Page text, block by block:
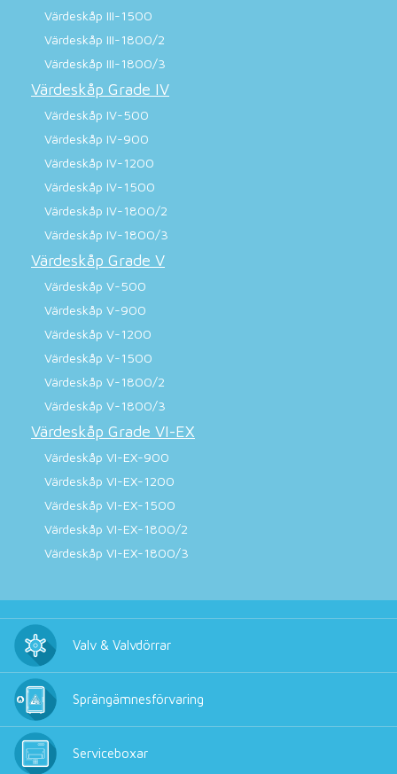
Värdeskåp III-1500
Värdeskåp III-1800/2
Värdeskåp III-1800/3
Värdeskåp Grade IV
Värdeskåp IV-500
Värdeskåp IV-900
Värdeskåp IV-1200
Värdeskåp IV-1500
Värdeskåp IV-1800/2
Värdeskåp IV-1800/3
Värdeskåp Grade V
Värdeskåp V-500
Värdeskåp V-900
Värdeskåp V-1200
Värdeskåp V-1500
Värdeskåp V-1800/2
Värdeskåp V-1800/3
Värdeskåp Grade VI-EX
Värdeskåp VI-EX-900
Värdeskåp VI-EX-1200
Värdeskåp VI-EX-1500
Värdeskåp VI-EX-1800/2
Värdeskåp VI-EX-1800/3
Valv & Valvdörrar
Sprängämnesförvaring
Serviceboxar